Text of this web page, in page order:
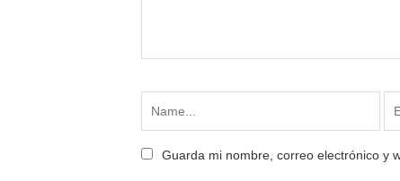
Guarda mi nombre, correo electrónico y